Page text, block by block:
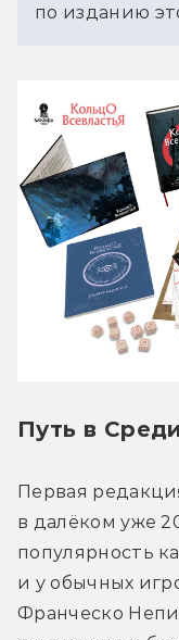
по изданию
Путь в
Первая
в далёком уже
популярность
и у обычных
Франческо